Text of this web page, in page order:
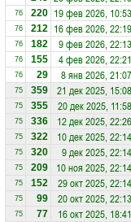
76 220 19 фев 2026, 10:53
76 212 16 фев 2026, 22:19
76 182 9 фев 2026, 22:13
76 155 4 фев 2026, 22:21
76 29 8 янв 2026, 21:07
75 359 21 дек 2025, 15:08
75 355 20 дек 2025, 11:58
75 336 12 дек 2025, 22:26
75 322 10 дек 2025, 22:14
75 320 9 дек 2025, 22:14
75 209 10 ноя 2025, 22:14
75 152 29 окт 2025, 22:14
75 99 20 окт 2025, 22:13
75 77 16 окт 2025, 18:41